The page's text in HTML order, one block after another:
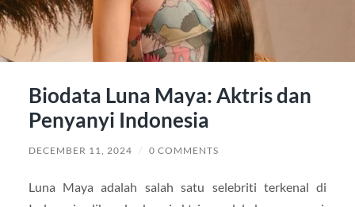
Biodata Luna Maya: Aktris dan
Penyanyi Indonesia
DECEMBER 11, 2024 / 0 COMMENTS
Luna Maya adalah salah satu selebriti terkenal di